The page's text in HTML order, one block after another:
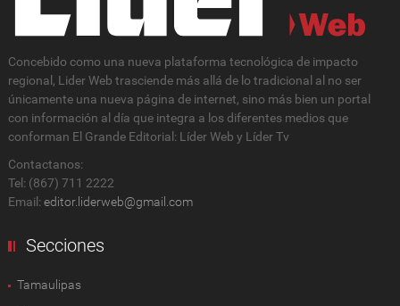
Concebido como una nueva plataforma tecnológica de impacto
regional, Lider Web trasciende más allá de lo tradicional al no ser
únicamente una nueva página de internet, sino más bien un portal
con información al día que integra a los diferentes medios que
conforman El Grande Editorial: Líder Web y Líder Tv
Contactanos:
Tel: (867) 711 2222
Email: editor.liderweb@gmail.com
Secciones
Tamaulipas